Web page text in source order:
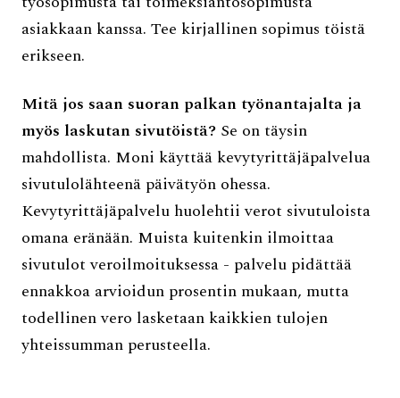
asiakkaan kanssa. Tee kirjallinen sopimus töistä
erikseen.
Mitä jos saan suoran palkan työnantajalta ja
myös laskutan sivutöistä? Se on täysin
mahdollista. Moni käyttää kevytyrittäjäpalvelua
sivutulolähteenä päivätyön ohessa.
Kevytyrittäjäpalvelu huolehtii verot sivutuloista
omana eränään. Muista kuitenkin ilmoittaa
sivutulot veroilmoituksessa - palvelu pidättää
ennakkoa arvioidun prosentin mukaan, mutta
todellinen vero lasketaan kaikkien tulojen
yhteissumman perusteella.